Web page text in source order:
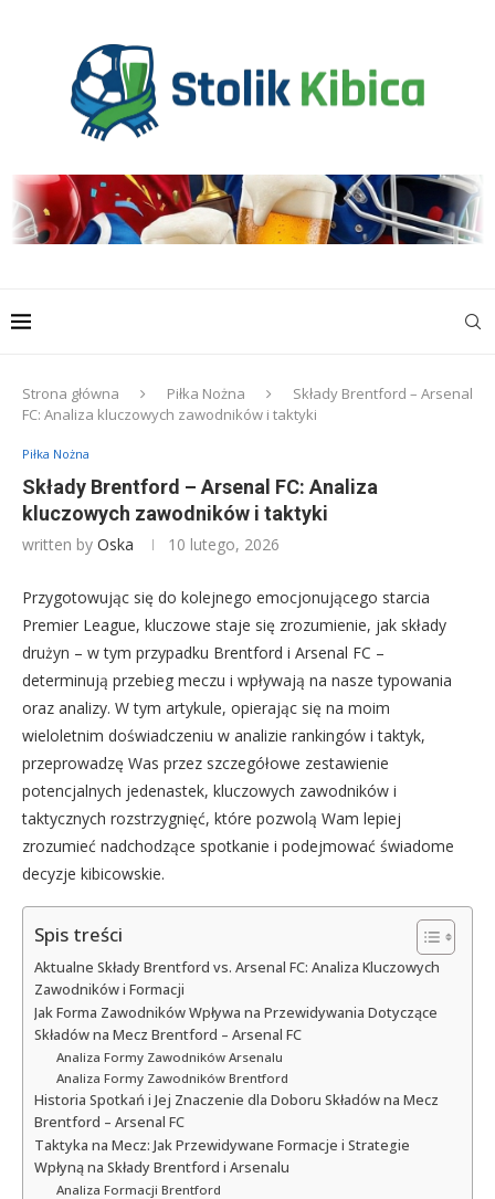
Strona główna Piłka Nożna
Składy Brentford – Arsenal
FC: Analiza kluczowych zawodników i taktyki
Piłka Nożna
Składy Brentford – Arsenal FC: Analiza
kluczowych zawodników i taktyki
written by Oska 10 lutego, 2026
Przygotowując się do kolejnego emocjonującego starcia
Premier League, kluczowe staje się zrozumienie, jak składy
drużyn – w tym przypadku Brentford i Arsenal FC –
determinują przebieg meczu i wpływają na nasze typowania
oraz analizy. W tym artykule, opierając się na moim
wieloletnim doświadczeniu w analizie rankingów i taktyk,
przeprowadzę Was przez szczegółowe zestawienie
potencjalnych jedenastek, kluczowych zawodników i
taktycznych rozstrzygnięć, które pozwolą Wam lepiej
zrozumieć nadchodzące spotkanie i podejmować świadome
decyzje kibicowskie.
Spis treści
Aktualne Składy Brentford vs. Arsenal FC: Analiza Kluczowych
Zawodników i Formacji
Jak Forma Zawodników Wpływa na Przewidywania Dotyczące
Składów na Mecz Brentford – Arsenal FC
Analiza Formy Zawodników Arsenalu
Analiza Formy Zawodników Brentford
Historia Spotkań i Jej Znaczenie dla Doboru Składów na Mecz
Brentford – Arsenal FC
Taktyka na Mecz: Jak Przewidywane Formacje i Strategie
Wpłyną na Składy Brentford i Arsenalu
Analiza Formacji Brentford